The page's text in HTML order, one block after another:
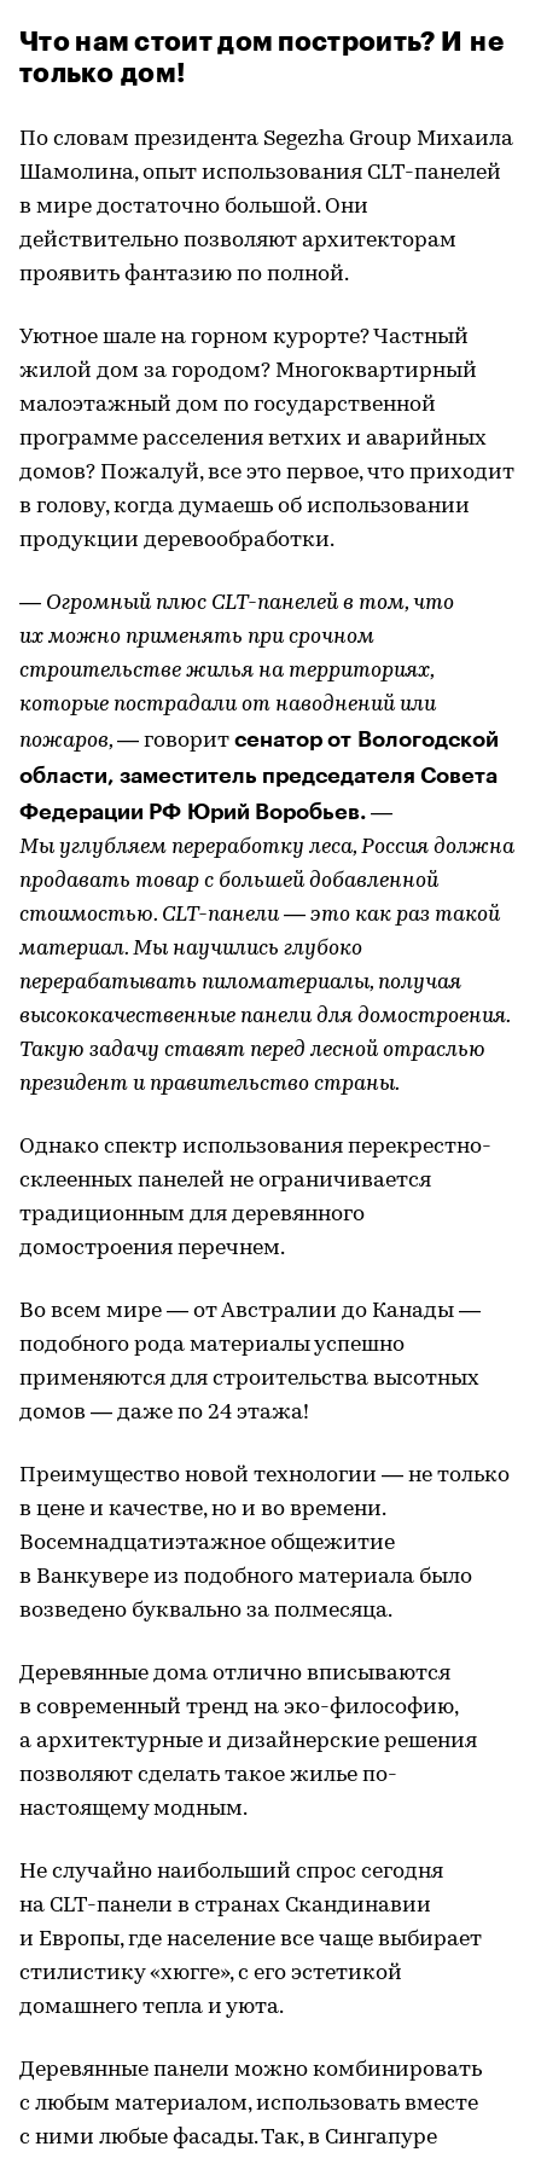
Что нам стоит дом построить? И не
только дом!
По словам президента Segezha Group Михаила
Шамолина, опыт использования CLT-панелей
в мире достаточно большой. Они
действительно позволяют архитекторам
проявить фантазию по полной.
Уютное шале на горном курорте? Частный
жилой дом за городом? Многоквартирный
малоэтажный дом по государственной
программе расселения ветхих и аварийных
домов? Пожалуй, все это первое, что приходит
в голову, когда думаешь об использовании
продукции деревообработки.
— Огромный плюс CLT-панелей в том, что
их можно применять при срочном
строительстве жилья на территориях,
которые пострадали от наводнений или
пожаров, — говорит сенатор от Вологодской
области, заместитель председателя Совета
Федерации РФ Юрий Воробьев. —
Мы углубляем переработку леса, Россия должна
продавать товар с большей добавленной
стоимостью. CLT-панели — это как раз такой
материал. Мы научились глубоко
перерабатывать пиломатериалы, получая
высококачественные панели для домостроения.
Такую задачу ставят перед лесной отраслью
президент и правительство страны.
Однако спектр использования перекрестно-
склеенных панелей не ограничивается
традиционным для деревянного
домостроения перечнем.
Во всем мире — от Австралии до Канады —
подобного рода материалы успешно
применяются для строительства высотных
домов — даже по 24 этажа!
Преимущество новой технологии — не только
в цене и качестве, но и во времени.
Восемнадцатиэтажное общежитие
в Ванкувере из подобного материала было
возведено буквально за полмесяца.
Деревянные дома отлично вписываются
в современный тренд на эко-философию,
а архитектурные и дизайнерские решения
позволяют сделать такое жилье по-
настоящему модным.
Не случайно наибольший спрос сегодня
на CLT-панели в странах Скандинавии
и Европы, где население все чаще выбирает
стилистику «хюгге», с его эстетикой
домашнего тепла и уюта.
Деревянные панели можно комбинировать
с любым материалом, использовать вместе
с ними любые фасады. Так, в Сингапуре